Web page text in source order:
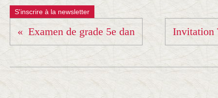
S'inscrire à la newsletter
Examen de grade 5e dan Invitation